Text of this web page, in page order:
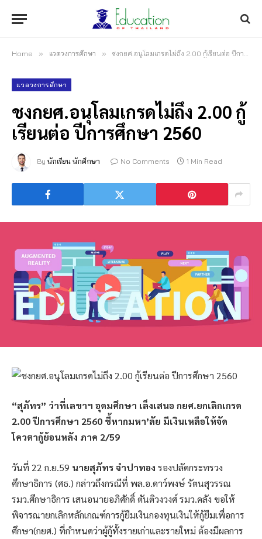
Home » แวดวงการศึกษา » ชงกยศ.อนุโลมเกรดไม่ถึง 2.00 กู้เรียนต่อ ปีการศึกษา 2560
แวดวงการศึกษา
ชงกยศ.อนุโลมเกรดไม่ถึง 2.00 กู้
เรียนต่อ ปีการศึกษา 2560
By นักเรียน นักศึกษา No Comments 1 Min Read
“สุภัทร” ว่าที่เลขาฯ อุดมศึกษา เล็งเสนอ กยศ.ยกเลิกเกรด
2.00 ปีการศึกษา 2560 ชี้หากมหา’ลัย มีเงินเหลือให้จัด
โควตากู้ย้อนหลัง ภาค 2/59
วันที่ 22 ก.ย.59 นายสุภัทร จำปาทอง รองปลัดกระทรวง
ศึกษาธิการ (ศธ.) กล่าวถึงกรณีที่ พล.อ.ดาว์พงษ์ รัตนสุวรรณ
รมว.ศึกษาธิการ เสนอนายอภิศักดิ์ ตันติวงวงศ์ รมว.คลัง ขอให้
พิจารณายกเลิกหลักเกณฑ์การกู้ยืมเงินกองทุนเงินให้กู้ยืมเพื่อการ
ศึกษา(กยศ.) ที่กำหนดว่าผู้กู้ทั้งรายเก่าและรายใหม่ ต้องมีผลการ